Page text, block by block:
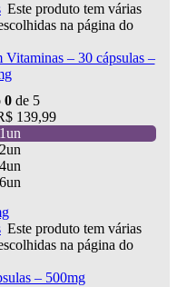
Este produto tem várias
na página do
– 30 cápsulas –
0 de 5
139,99
1un
2un
4un
6un
Este produto tem várias
na página do
– 500mg